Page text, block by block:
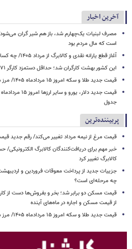
آخرین اخبار
مصرف لبنیات یک‌چهارم شد، باز هم شیر گران
است که مال مردم بود
آغاز قطع یارانه نقدی و کالابرگ از مرداد ۱۴۰۵/ چه کسانی از لیست یارانه و کالابرگ حذف شدند؟
این کشور بهشت کارگران شد؛ حداقل دستمزد کارگر ۲۷۷۱ یورو در ماه
قیمت جدید طلا و سکه امروز ۱۵ مردادماه ۱۴۰۵/ مرز مقاومتی طلا و سکه شکست + جدول
جدول
پربیننده‌ترین
قیمت مرغ از نیمه مرداد تغییر می‌کند/ رقم جدید
خبر مهم برای دریافت‌کنندگان کالابرگ الکترونیکی/
کالابرگ تغییر کرد
جزییات جدید از پرداخت معوقات فروردین و
چه مرحله‌ای است؟
قیمت مسکن دو برابر شد؛ بخر و بفروش‌ها دست از
از قیمت مسکن و اجاره‌ در ماه‌های آینده
قیمت جدید طلا و سکه امروز ۱۵ مردادماه ۱۴۰۵/ مرز مقاومتی طلا و سکه شکست + جدول